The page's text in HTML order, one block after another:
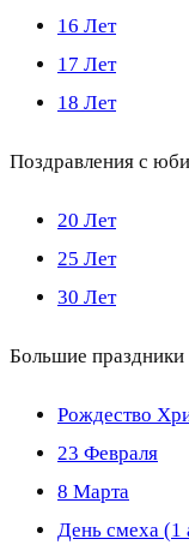
16 Лет
17 Лет
18 Лет
Поздравления с
20 Лет
25 Лет
30 Лет
Большие праздники
Рождество
23 Февраля
8 Марта
День смеха (1